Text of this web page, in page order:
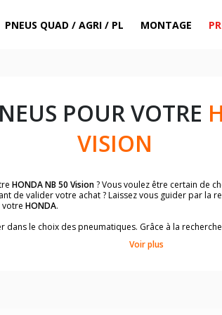
PNEUS QUAD / AGRI / PL MONTAGE
POUR VOTRE
VISION
HONDA NB 50 Vision? Vous voulez être certain de
de valider votre achat ? Laissez vous guider par la
HONDA.
le choix des pneumatiques. Grâce à la
de vos pneus ? Ces informations sont
Voir plus